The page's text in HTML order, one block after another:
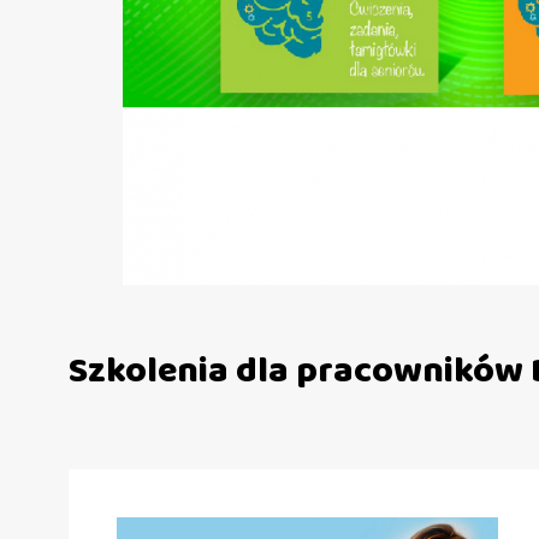
Szkolenia dla pracowników